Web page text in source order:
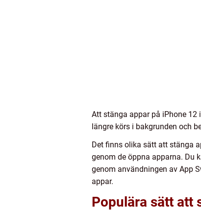
Att stänga appar på iPhone
längre körs i bakgrunden och
Det finns olika sätt att stänga
genom de öppna apparna. Du
genom användningen av App
appar.
Populära sätt att